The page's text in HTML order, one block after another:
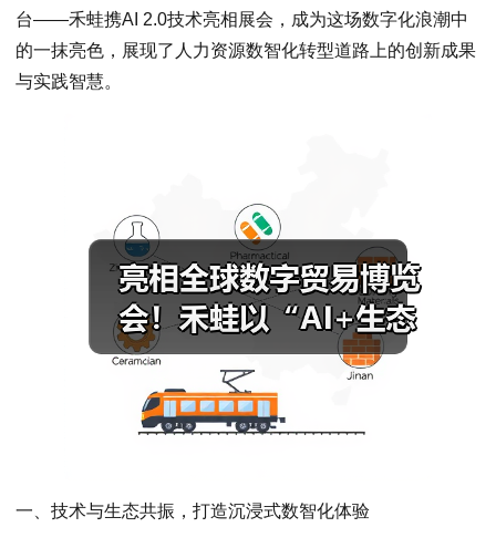
台——禾蛙携AI 2.0技术亮相展会，成为这场数字化浪潮中
的一抹亮色，展现了人力资源数智化转型道路上的创新成果
与实践智慧。
一、技术与生态共振，打造沉浸式数智化体验